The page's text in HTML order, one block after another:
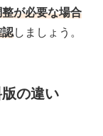
が必要な場合
認しましょう。
の違い